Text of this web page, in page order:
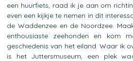
een huurfiets, raad ik je aan om
even een kijkje te nemen in dit
de Waddenzee en de Noordzee.
enthousiaste zeehonden en kom
geschiedenis van het eiland. Waar ik
is het Juttersmuseum, een plek